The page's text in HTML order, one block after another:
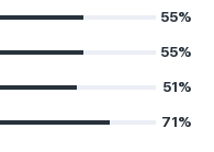
55%
55%
51%
71%